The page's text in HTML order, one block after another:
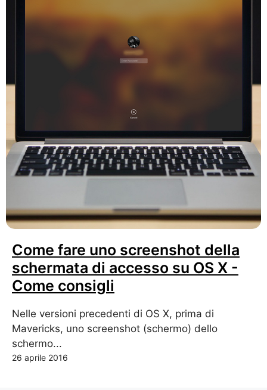
Come fare uno screenshot della
schermata di accesso su OS X -
Come consigli
Nelle versioni precedenti di OS X, prima di
Mavericks, uno screenshot (schermo) dello
schermo...
26 aprile 2016